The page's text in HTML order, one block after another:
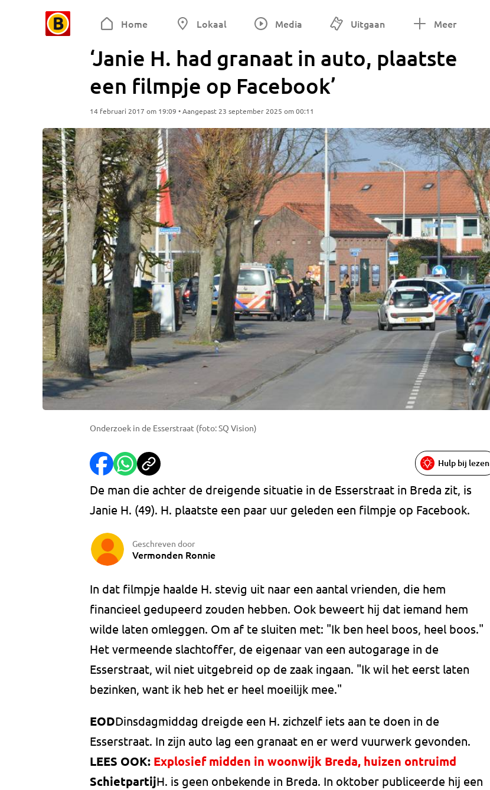
Home Lokaal Media Uitgaan Meer
‘Janie H. had granaat in auto, plaatste
een filmpje op Facebook’
14 februari 2017 om 19:09 • Aangepast 23 september 2025 om 00:11
Onderzoek in de Esserstraat (foto: SQ Vision)
Hulp bij lezen
De man die achter de dreigende situatie in de Esserstraat in Breda zit, is
Janie H. (49). H. plaatste een paar uur geleden een filmpje op Facebook.
Geschreven door
Vermonden Ronnie
In dat filmpje haalde H. stevig uit naar een aantal vrienden, die hem
financieel gedupeerd zouden hebben. Ook beweert hij dat iemand hem
wilde laten omleggen. Om af te sluiten met: "Ik ben heel boos, heel boos."
Het vermeende slachtoffer, de eigenaar van een autogarage in de
Esserstraat, wil niet uitgebreid op de zaak ingaan. "Ik wil het eerst laten
bezinken, want ik heb het er heel moeilijk mee."
EODDinsdagmiddag dreigde een H. zichzelf iets aan te doen in de
Esserstraat. In zijn auto lag een granaat en er werd vuurwerk gevonden.
LEES OOK: Explosief midden in woonwijk Breda, huizen ontruimd
SchietpartijH. is geen onbekende in Breda. In oktober publiceerde hij een